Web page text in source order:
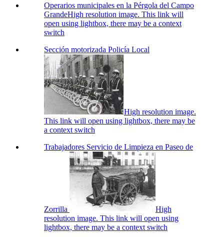
Operarios municipales en la Pérgola del Campo
GrandeHigh resolution image. This link will
open using lightbox, there may be a context
switch
Sección motorizada Policía Local
High resolution image.
This link will open using lightbox, there may be
a context switch
Trabajadores Servicio de Limpieza en Paseo de
Zorrilla
High
resolution image. This link will open using
lightbox, there may be a context switch